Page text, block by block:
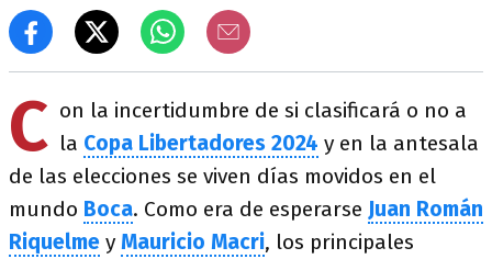
C on la incertidumbre de si clasificará o no a
la Copa Libertadores 2024 y en la antesala
de las elecciones se viven días movidos en el
mundo Boca. Como era de esperarse Juan Román
Riquelme y Mauricio Macri, los principales